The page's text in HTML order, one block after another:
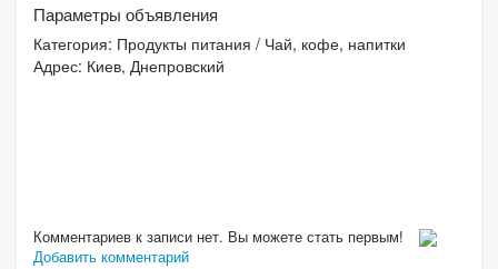
Параметры объявления
Категория: Продукты питания / Чай, кофе, напитки
Адрес: Киев, Днепровский
Комментариев к записи нет. Вы можете стать первым!
Добавить комментарий